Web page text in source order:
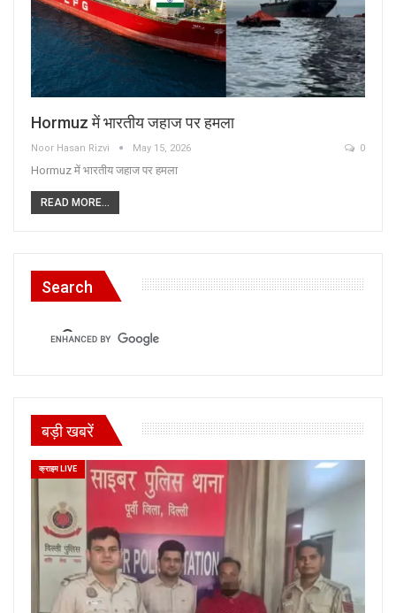
Hormuz में भारतीय जहाज पर हमला
Noor Hasan Rizvi May 15, 2026 0
Hormuz में भारतीय जहाज पर हमला
READ MORE...
Search
बड़ी खबरें
क्राइम LIVE